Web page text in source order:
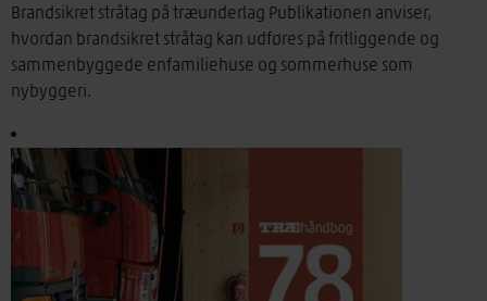
Brandsikret stråtag på træunderlag Publikationen anviser,
hvordan brandsikret stråtag kan udføres på fritliggende og
sammenbyggede enfamiliehuse og sommerhuse som
nybyggeri.